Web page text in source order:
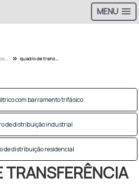
MENU
Quadro eletrico - Categoria quadro de transferência manual
com barramento trifásico
de distribuição industrial
de distribuição residencial
TRANSFERÊNCIA